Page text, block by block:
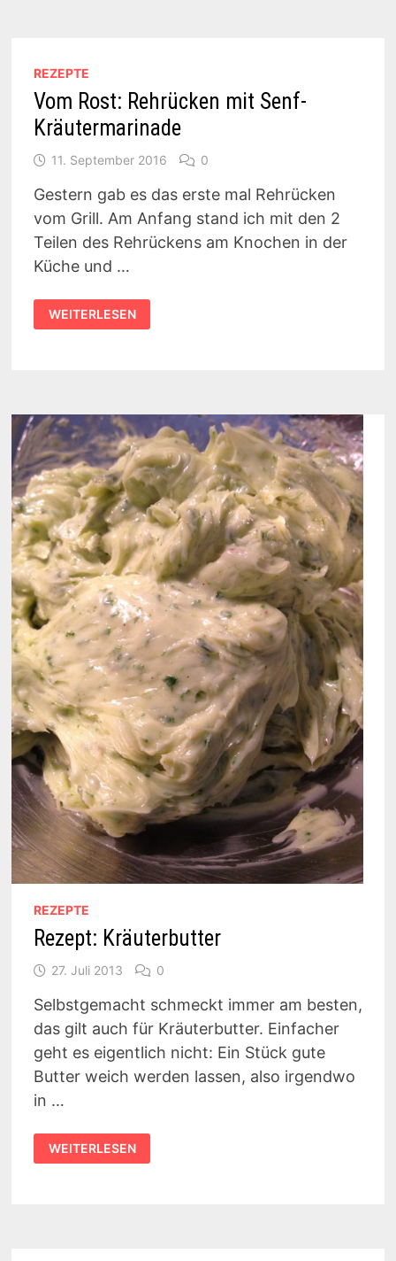
REZEPTE
Vom Rost: Rehrücken mit Senf-
Kräutermarinade
11. September 2016 0
Gestern gab es das erste mal Rehrücken
vom Grill. Am Anfang stand ich mit den 2
Teilen des Rehrückens am Knochen in der
Küche und …
VOM
ROST:
REHRÜCKEN
WEITERLESEN
REZEPTE
Rezept: Kräuterbutter
27. Juli 2013 0
Selbstgemacht schmeckt immer am besten,
das gilt auch für Kräuterbutter. Einfacher
geht es eigentlich nicht: Ein Stück gute
Butter weich werden lassen, also irgendwo
in …
REZEPT:
KRÄUTERBUTTER
WEITERLESEN